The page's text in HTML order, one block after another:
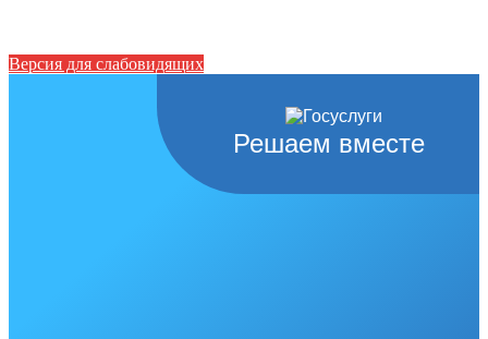
Версия для слабовидящих
Решаем вместе